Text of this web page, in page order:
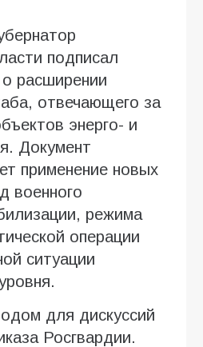
подписал
расширении
отвечающего за
энерго- и
Документ
применение новых
военного
режима
операции
ситуации
для дискуссий
Росгвардии.